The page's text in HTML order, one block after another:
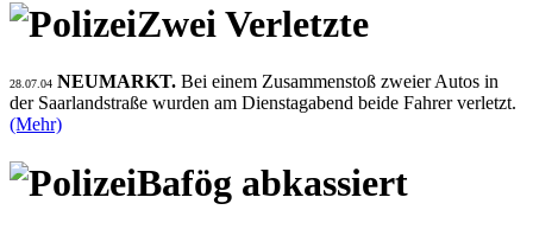
Zwei Verletzte
28.07.04 NEUMARKT. Bei einem Zusammenstoß zweier Autos in
der Saarlandstraße wurden am Dienstagabend beide Fahrer verletzt.
(Mehr)
Bafög abkassiert